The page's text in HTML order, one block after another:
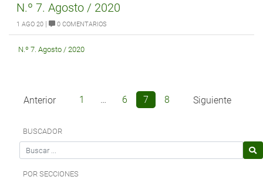
N.º 7. Agosto / 2020
1 AGO 20 | 0 COMENTARIOS
N.º 7. Agosto / 2020
de
entradas
Anterior Página
1 … Página
6 Página
7 Página
8 Siguiente
BUSCADOR
Search for
POR SECCIONES